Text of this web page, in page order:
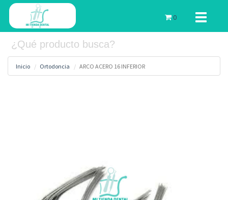
Toggle
0
Inicio Ortodoncia ARCO ACERO 16 INFERIOR